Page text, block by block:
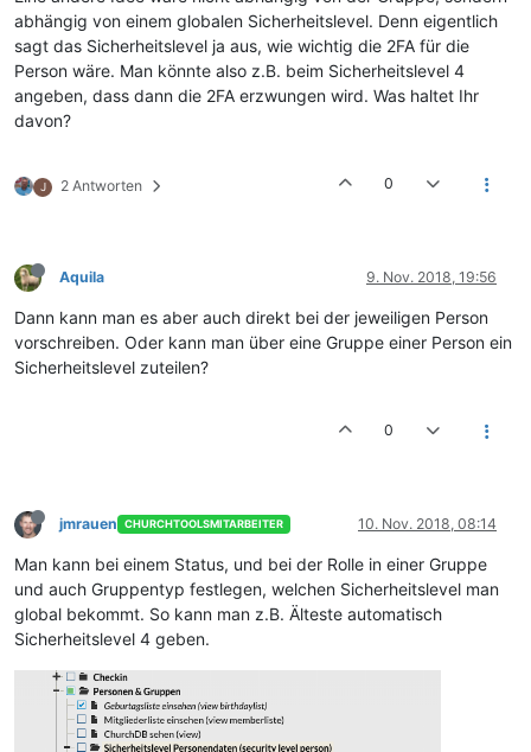
abhängig von einem globalen Sicherheitslevel. Denn eigentlich
sagt das Sicherheitslevel ja aus, wie wichtig die 2FA für die
Person wäre. Man könnte also z.B. beim Sicherheitslevel 4
angeben, dass dann die 2FA erzwungen wird. Was haltet Ihr
davon?
J 2 Antworten 0
Aquila 9. Nov. 2018, 19:56
Dann kann man es aber auch direkt bei der jeweiligen Person
vorschreiben. Oder kann man über eine Gruppe einer Person ein
Sicherheitslevel zuteilen?
0
jmrauen CHURCHTOOLSMITARBEITER 10. Nov. 2018, 08:14
Man kann bei einem Status, und bei der Rolle in einer Gruppe
und auch Gruppentyp festlegen, welchen Sicherheitslevel man
global bekommt. So kann man z.B. Älteste automatisch
Sicherheitslevel 4 geben.